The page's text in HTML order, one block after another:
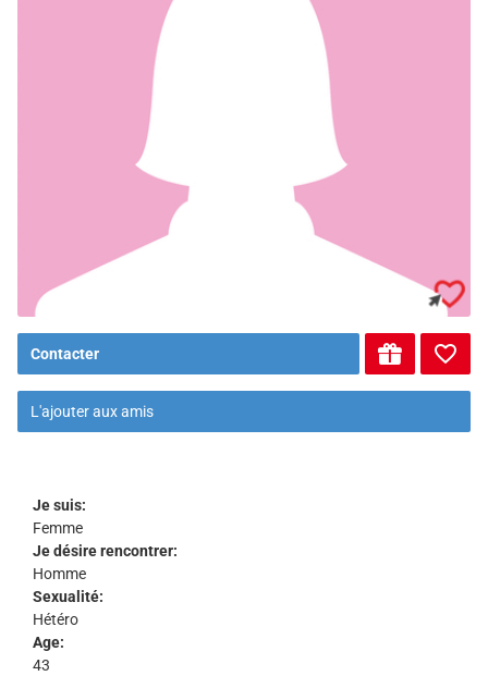
Contacter
L'ajouter aux amis
Je suis:
Femme
Je désire rencontrer:
Homme
Sexualité:
Hétéro
Age:
43